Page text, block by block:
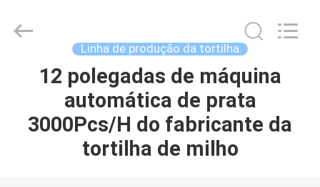
PARA
PRODUTOS
Machinery
Technology
Linha de produção da tortilha
12 polegadas de máquina
automática de prata
3000Pcs/H do fabricante da
tortilha de milho